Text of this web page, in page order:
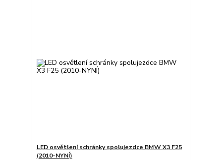
LED osvětlení schránky spolujezdce BMW X3 F25
(2010-NYNÍ)